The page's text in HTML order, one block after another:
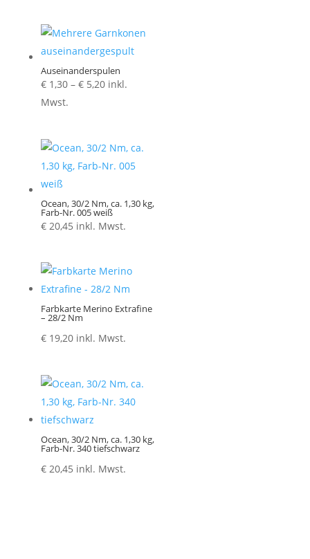
Auseinanderspulen
€1,30 – €5,20Preisspanne:
inkl.
Mwst.
Ocean, 30/2 Nm, ca. 1,30 kg,
Farb-Nr. 005 weiß
€20,45 inkl. Mwst.
Farbkarte Merino Extrafine
– 28/2 Nm
€19,20 inkl. Mwst.
Ocean, 30/2 Nm, ca. 1,30 kg,
Farb-Nr. 340 tiefschwarz
€20,45 inkl. Mwst.